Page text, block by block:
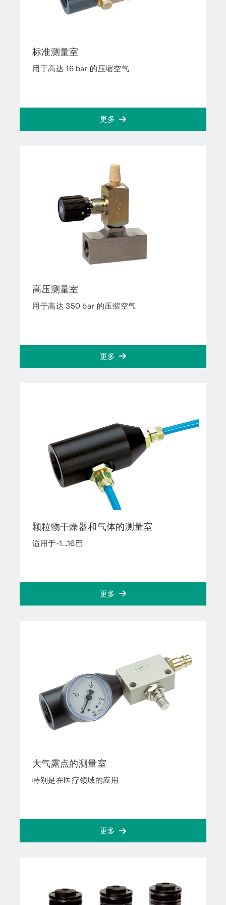
标准测量室
用于高达 16 bar 的压缩空气
更多
高压测量室
用于高达 350 bar 的压缩空气
更多
颗粒物干燥器和气体的测量室
适用于-1...16巴
更多
大气露点的测量室
特别是在医疗领域的应用
更多